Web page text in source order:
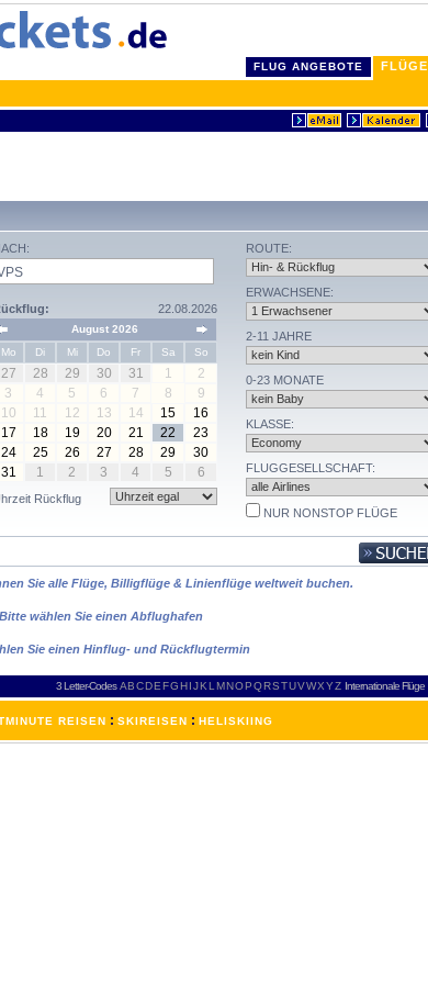
FLUG ANGEBOTE FLÜGE
22.08.2026
August 2026
Mo
Di Mi Do Fr Sa So
27 28 29 30 31 1
2
3
4 5 6 7 8
9
10
11 12 13 14 15
16
17
18 19 20 21 22
23
24
25 26 27 28 29
30
31
1 2 3 4 5 6
Rückflug
ROUTE:
ERWACHSENE:
2-11 JAHRE
0-23 MONATE
KLASSE:
FLUGGESELLSCHAFT:
NUR NONSTOP FLÜGE
Sie alle Flüge, Billigflüge & Linienflüge weltweit buchen.
Bitte wählen Sie einen Abflughafen
Sie einen Hinflug- und Rückflugtermin
3 Letter-Codes ABCDEFGH IJKL MNOPQRSTUVWXYZ Internationale Flüge
REISEN : SKIREISEN : HELISKIING